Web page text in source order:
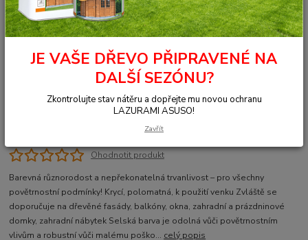
2703 Selská barva, Černošedá
0,75 l
Ohodnotit produkt
Barevná různorodost a nepřekonatelná trvanlivost – pro všechny
povětrnostní podmínky! Krycí, polomatná, k použití venku Zvláště se
doporučuje na dřevěné fasády, balkóny, okna, zahradní a prázdninové
domky, zahradní nábytek Selská barva je odolná vůči povětrnostním
vlivům a robustní vůči malému poško... celý popis
JE VAŠE DŘEVO PŘIPRAVENÉ NA
DALŠÍ SEZÓNU?
Zkontrolujte stav nátěru a dopřejte mu novou ochranu
LAZURAMI ASUSO!
Zavřít